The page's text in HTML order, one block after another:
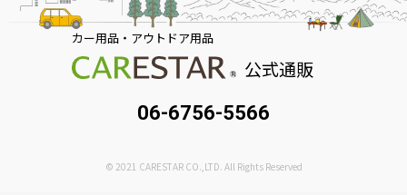
カー用品・アウトドア用品
公式通販
06-6756-5566
© 2021 CARESTAR CO.,LTD. All Rights Reserved